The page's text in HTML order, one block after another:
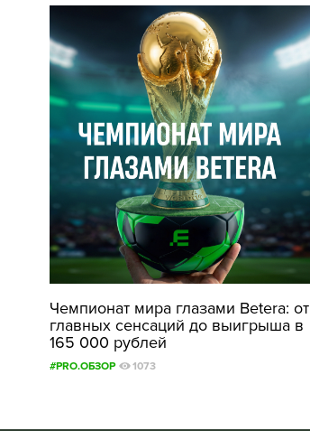
Чемпионат мира глазами Betera: от
главных сенсаций до выигрыша в
165 000 рублей
#PRO.ОБЗОР 1073